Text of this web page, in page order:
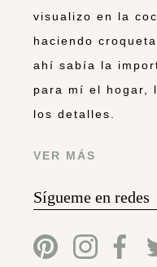
visualizo en la
haciendo
ahí sabía la
para mí el hogar,
los detalles.
VER MÁS
Sígueme en redes